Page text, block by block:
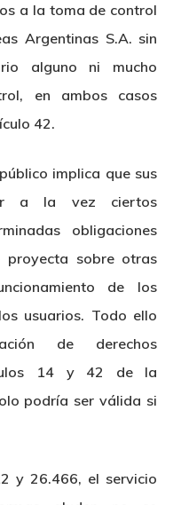
a la toma de control
Argentinas S.A. sin
alguno ni mucho
en ambos casos
42.
implica que sus
a la vez ciertos
obligaciones
proyecta sobre otras
de los
usuarios. Todo ello
de derechos
14 y 42 de la
podría ser válida si
y 26.466, el servicio